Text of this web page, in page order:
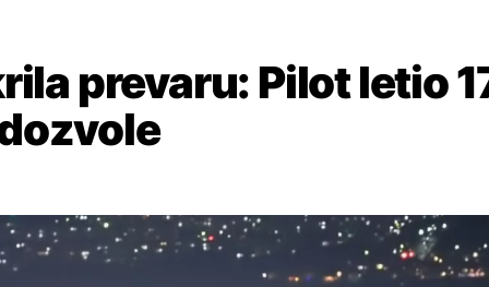
prevaru: Pilot letio